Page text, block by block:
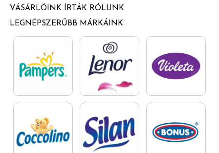
VÁSÁRLÓINK ÍRTÁK RÓLUNK
LEGNÉPSZERŰBB MÁRKÁINK